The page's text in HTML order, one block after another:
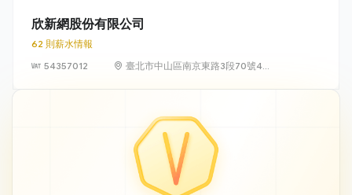
欣新網股份有限公司
62 則薪水情報
54357012
臺北市中山區南京東路3段70號4